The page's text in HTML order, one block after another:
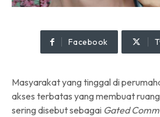
Facebook
Masyarakat yang tinggal di
akses terbatas yang membuat
sering disebut sebagai Gated